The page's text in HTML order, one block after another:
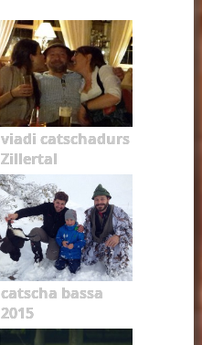
viadi catschadurs
Zillertal
catscha bassa
2015